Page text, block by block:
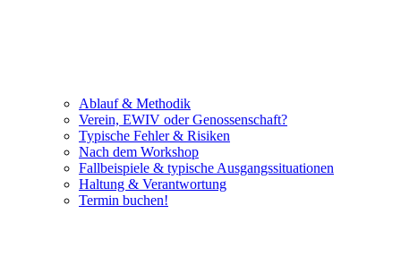
Ablauf & Methodik
Verein, EWIV oder Genossenschaft?
Typische Fehler & Risiken
Nach dem Workshop
Fallbeispiele & typische Ausgangssituationen
Haltung & Verantwortung
Termin buchen!